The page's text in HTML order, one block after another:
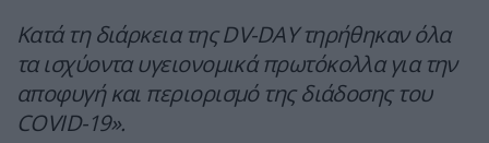
Κατά τη διάρκεια της DV-DAY τηρήθηκαν όλα
τα ισχύοντα υγειονομικά πρωτόκολλα για την
αποφυγή και περιορισμό της διάδοσης του
COVID-19».